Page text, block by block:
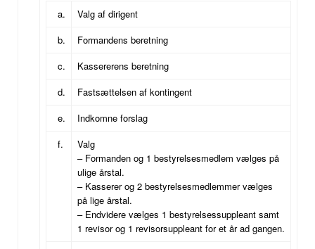
a.
Valg af dirigent
b.
Formandens beretning
c.
Kassererens beretning
d.
Fastsættelsen af kontingent
e.
Indkomne forslag
f.
Valg
– Formanden og 1 bestyrelsesmedlem vælges på
ulige årstal.
– Kasserer og 2 bestyrelsesmedlemmer vælges
på lige årstal.
– Endvidere vælges 1 bestyrelsessuppleant samt
1 revisor og 1 revisorsuppleant for et år ad gangen.